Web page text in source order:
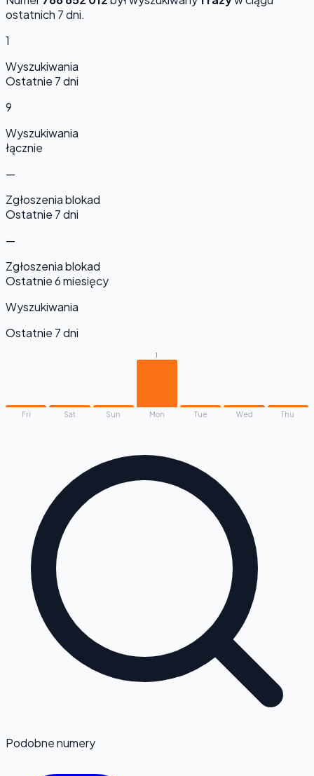
ostatnich 7 dni.
1
Wyszukiwania
Ostatnie 7 dni
9
Wyszukiwania
łącznie
—
Zgłoszenia blokad
Ostatnie 7 dni
—
Zgłoszenia blokad
Ostatnie 6 miesięcy
Wyszukiwania
Ostatnie 7 dni
1
Fri Sat Sun Mon Tue Wed Thu
Podobne numery